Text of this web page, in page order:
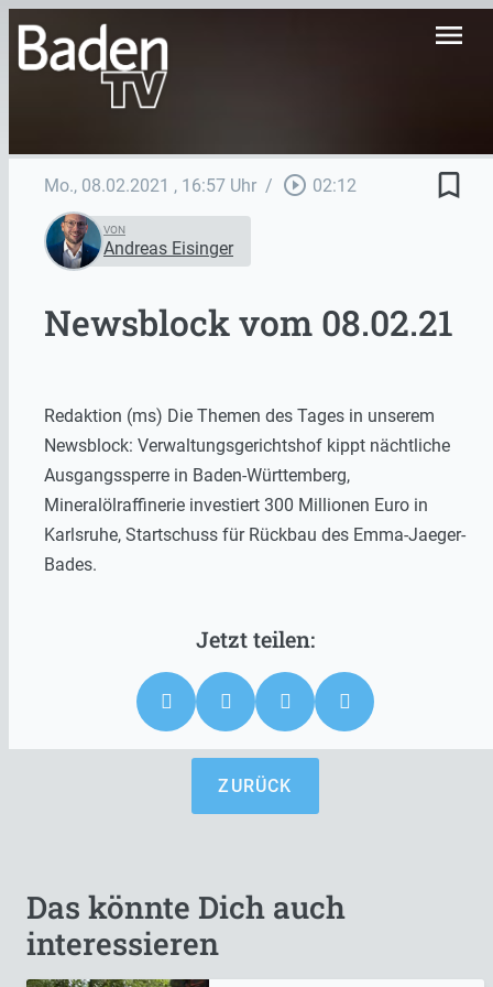
menu
Mo., 08.02.2021 , 16:57 Uhr / play_circle_outline 02:12 bookmark_border
VON
Andreas Eisinger
Newsblock vom 08.02.21
Redaktion (ms) Die Themen des Tages in unserem
Newsblock: Verwaltungsgerichtshof kippt nächtliche
Ausgangssperre in Baden-Württemberg,
Mineralölraffinerie investiert 300 Millionen Euro in
Karlsruhe, Startschuss für Rückbau des Emma-Jaeger-
Bades.
ZURÜCK
Das könnte Dich auch
interessieren